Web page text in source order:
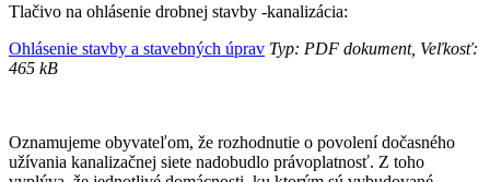
Tlačivo na ohlásenie drobnej stavby -kanalizácia:
Ohlásenie stavby a stavebných úprav Typ: PDF dokument, Veľkosť:
465 kB
Oznamujeme obyvateľom, že rozhodnutie o povolení dočasného
užívania kanalizačnej siete nadobudlo právoplatnosť. Z toho